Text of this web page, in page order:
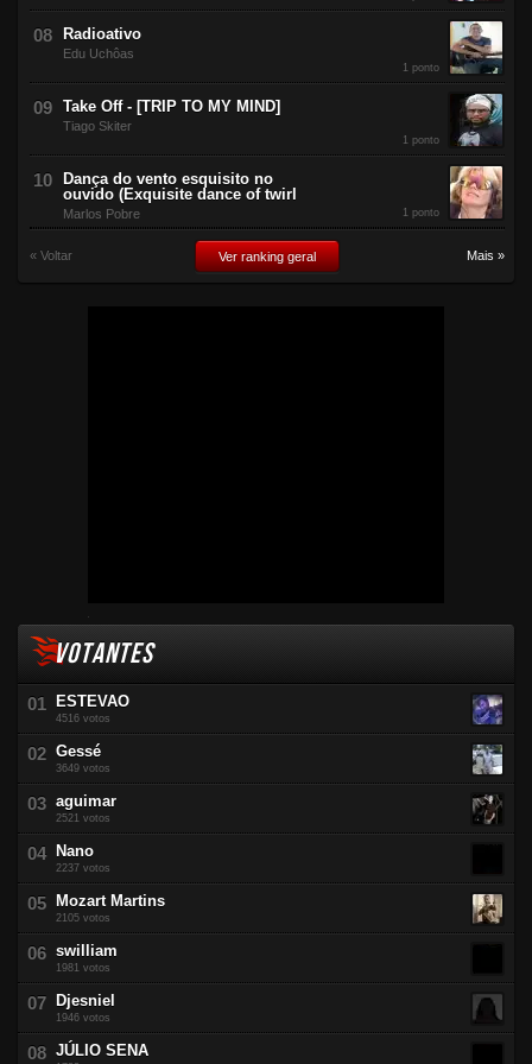
Radioativo
Edu Uchôas
1 ponto
Take Off - [TRIP TO MY MIND]
Tiago Skiter
1 ponto
Dança do vento esquisito no
ouvido (Exquisite dance of twirl
Marlos Pobre 1 ponto
« Voltar Ver ranking geral Mais »
VOTANTES
ESTEVAO
4516 votos
Gessé
3649 votos
aguimar
2521 votos
Nano
2237 votos
Mozart Martins
2105 votos
swilliam
1981 votos
Djesniel
1946 votos
JÚLIO SENA